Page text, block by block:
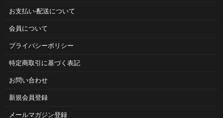
お⽀払い‧配送について
会員について
プライバシーポリシー
特定商取引に基づく表記
お問い合わせ
新規会員登録
メールマガジン登録